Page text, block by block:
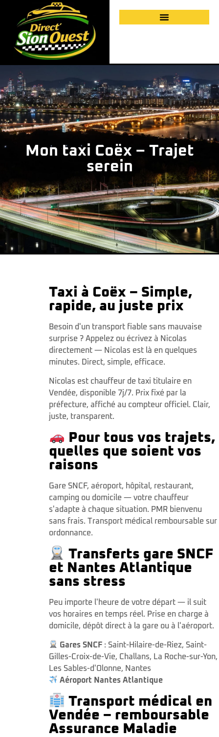
Mon taxi Coëx – Trajet
serein
Taxi à Coëx – Simple,
rapide, au juste prix
Besoin d'un transport fiable sans mauvaise
surprise ? Appelez ou écrivez à Nicolas
directement — Nicolas est là en quelques
minutes. Direct, simple, efficace.
Nicolas est chauffeur de taxi titulaire en
Vendée, disponible 7j/7. Prix fixé par la
préfecture, affiché au compteur officiel. Clair,
juste, transparent.
Pour tous vos trajets,
quelles que soient vos
raisons
Gare SNCF, aéroport, hôpital, restaurant,
camping ou domicile — votre chauffeur
s'adapte à chaque situation. PMR bienvenu
sans frais. Transport médical remboursable sur
ordonnance.
Transferts gare SNCF
et Nantes Atlantique
sans stress
Peu importe l'heure de votre départ — il suit
vos horaires en temps réel. Prise en charge à
domicile, dépôt direct à la gare ou à l'aéroport.
Gares SNCF : Saint-Hilaire-de-Riez, Saint-
Gilles-Croix-de-Vie, Challans, La Roche-sur-Yon,
Les Sables-d'Olonne, Nantes
Aéroport Nantes Atlantique
Transport médical en
Vendée – remboursable
Assurance Maladie